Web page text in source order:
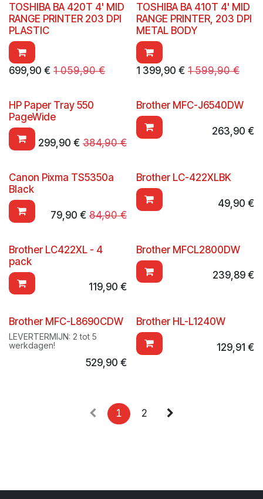
TOSHIBA BA 420T 4' MID
RANGE PRINTER 203 DPI
PLASTIC
699,90 € 1 059,90€
TOSHIBA BA 410T 4' MID
RANGE PRINTER, 203 DPI
METAL BODY
1 399,90 € 1 599,90€
HP Paper Tray 550
PageWide
299,90 € 384,90€
Brother MFC-J6540DW
263,90 €
Canon Pixma TS5350a
Black
79,90 € 84,90€
Brother LC-422XLBK
49,90 €
Brother LC422XL - 4
pack
119,90 €
Brother MFCL2800DW
239,89€
Brother MFC-L8690CDW
LEVERTERMIJN: 2 tot 5
werkdagen!
529,90 €
Brother HL-L1240W
129,91 €
1 2